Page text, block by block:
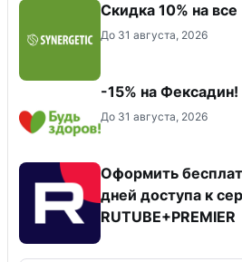
Скидка 10% на все
До 31 августа, 2026
-15% на Фексадин!
До 31 августа, 2026
Оформить
дней доступа к
RUTUBE+PREMIER